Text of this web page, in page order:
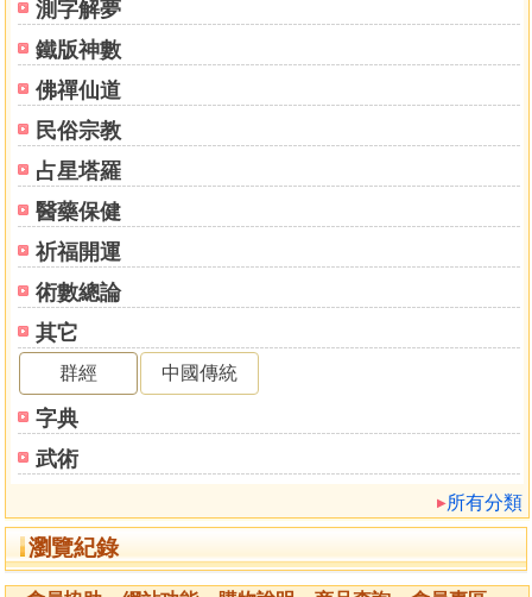
測字解夢
鐵版神數
佛禪仙道
民俗宗教
占星塔羅
醫藥保健
祈福開運
術數總論
其它
群經 中國傳統
字典
武術
所有分類
瀏覽紀錄
離宅
坤宅
兌宅
動宅、變宅
宅利變化
動、變、化宅說
衙署要論
衙署上下居室論
廟宇文筆高塔說
放水定局說
放水說
水法
黃泉說
穿井法
插翅偏身房
單耳雙耳房
丁房箭房
鳯台房
孤苦房
露樑房